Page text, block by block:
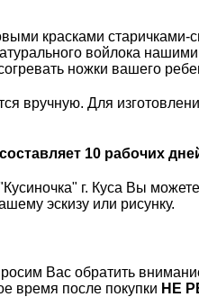
красками старичками-
войлока
ножки вашего
вручную. Для
10 рабочих
г. Куса Вы
эскизу или рисунку.
Вас обратить
время после покупки НЕ